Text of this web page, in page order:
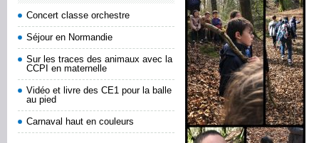
Concert classe orchestre
Séjour en Normandie
Sur les traces des animaux avec la
CCPI en maternelle
Vidéo et livre des CE1 pour la balle
au pied
Carnaval haut en couleurs